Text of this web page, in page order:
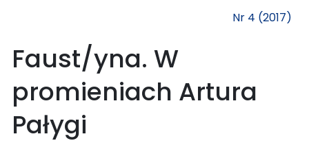
Nr 4 (2017)
Faust/yna. W
promieniach Artura
Pałygi